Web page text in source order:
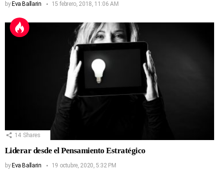
by Eva Ballarin 15 febrero, 2018, 11:06 AM
14 Shares
Liderar desde el Pensamiento Estratégico
by Eva Ballarin 19 octubre, 2020, 5:32 PM